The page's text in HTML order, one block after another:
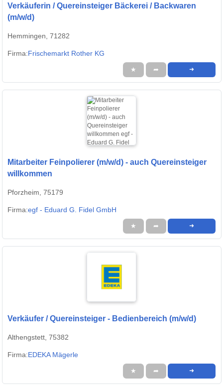
Verkäuferin / Quereinsteiger Bäckerei / Backwaren
(m/w/d)
Hemmingen, 71282
Firma:Frischemarkt Rother KG
★ ➦ ➜
Mitarbeiter Feinpolierer (m/w/d) - auch Quereinsteiger
willkommen
Pforzheim, 75179
Firma:egf - Eduard G. Fidel GmbH
★ ➦ ➜
Verkäufer / Quereinsteiger - Bedienbereich (m/w/d)
Althengstett, 75382
Firma:EDEKA Mägerle
★ ➦ ➜